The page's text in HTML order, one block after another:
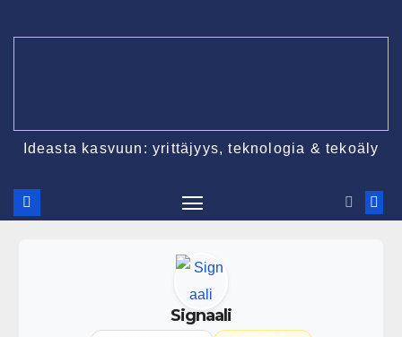
Ideasta kasvuun: yrittäjyys, teknologia & tekoäly
Signaali